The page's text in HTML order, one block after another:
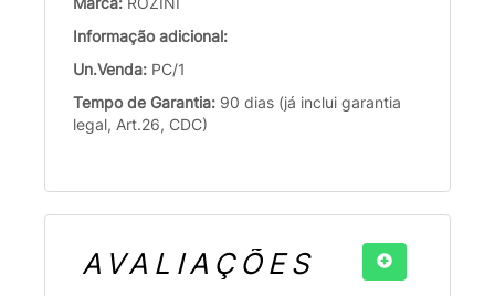
Informação adicional:
Un.Venda: PC/1
Tempo de Garantia: 90 dias (já inclui garantia
legal, Art.26, CDC)
AVALIAÇÕES